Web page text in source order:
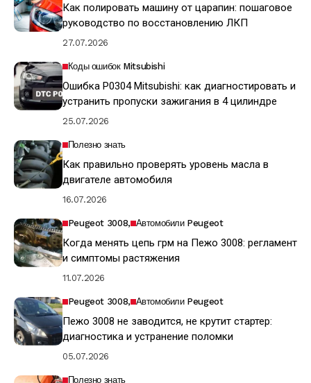
Как полировать машину от царапин: пошаговое
руководство по восстановлению ЛКП
27.07.2026
Коды ошибок Mitsubishi
Ошибка P0304 Mitsubishi: как диагностировать и
устранить пропуски зажигания в 4 цилиндре
25.07.2026
Полезно знать
Как правильно проверять уровень масла в
двигателе автомобиля
16.07.2026
Peugeot 3008 Автомобили Peugeot
Когда менять цепь грм на Пежо 3008: регламент
и симптомы растяжения
11.07.2026
Peugeot 3008 Автомобили Peugeot
Пежо 3008 не заводится, не крутит стартер:
диагностика и устранение поломки
05.07.2026
Полезно знать